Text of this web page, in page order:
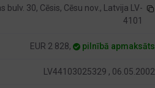
bulv. 30, Cēsis, Cēsu nov., Latvija LV-
4101
EUR 2 828, pilnībā apmaksāts
LV44103025329 , 06.05.2002